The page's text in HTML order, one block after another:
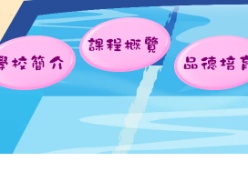
學校簡介
課程概覽
品德培育